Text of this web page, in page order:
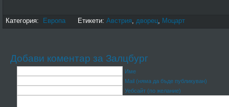
Категория: Европа Етикети: Австрия, дворец, Моцарт
Добави коментар за Залцбург
Име
Mail (няма да бъде публикуван)
Уебсайт (по желание)